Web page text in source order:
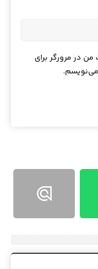
من در مرورگر برای
می‌نویسم.